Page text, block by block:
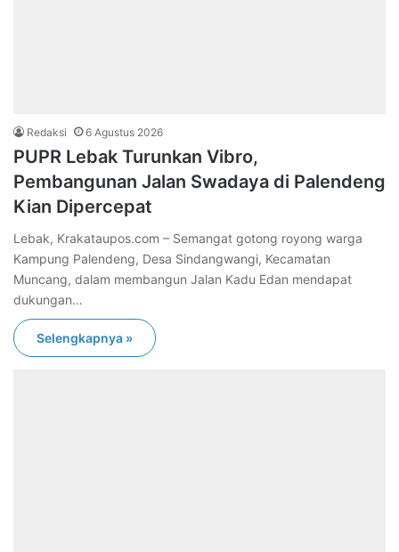
Redaksi 6 Agustus 2026
PUPR Lebak Turunkan Vibro,
Pembangunan Jalan Swadaya di Palendeng
Kian Dipercepat
Lebak, Krakataupos.com – Semangat gotong royong warga
Kampung Palendeng, Desa Sindangwangi, Kecamatan
Muncang, dalam membangun Jalan Kadu Edan mendapat
dukungan…
Selengkapnya »